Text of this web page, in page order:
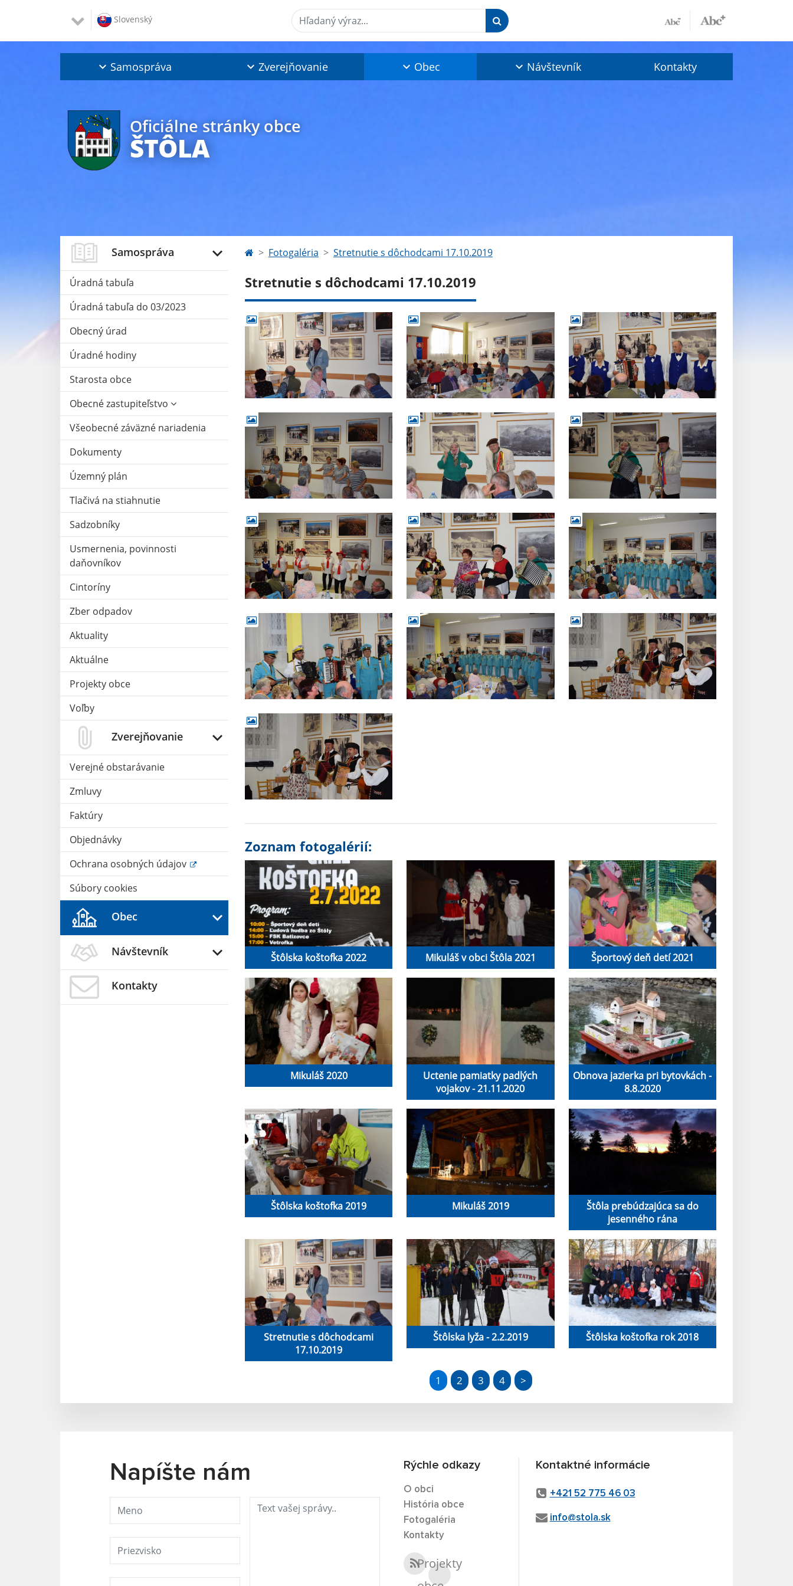
Slovenský Hľadaný výraz...
Samospráva Zverejňovanie Obec Návštevník Kontakty
Oficiálne stránky obce
ŠTÔLA
Samospráva
Úradná tabuľa
Úradná tabuľa do 03/2023
Obecný úrad
Úradné hodiny
Starosta obce
Obecné zastupiteľstvo
Všeobecné záväzné nariadenia
Dokumenty
Územný plán
Tlačivá na stiahnutie
Sadzobníky
Usmernenia, povinnosti
daňovníkov
Cintoríny
Zber odpadov
Aktuality
Aktuálne
Projekty obce
Voľby
Zverejňovanie
Verejné obstarávanie
Zmluvy
Faktúry
Objednávky
Ochrana osobných údajov
Súbory cookies
Obec
Návštevník
Kontakty
Fotogaléria Stretnutie s dôchodcami 17.10.2019
Stretnutie s dôchodcami 17.10.2019
Zoznam fotogalérií:
Štôlska koštofka 2022 Mikuláš v obci Štôla 2021 Športový deň detí 2021
Mikuláš 2020
Uctenie pamiatky padlých
vojakov - 21.11.2020
Obnova jazierka pri bytovkách -
8.8.2020
Štôlska koštofka 2019 Mikuláš 2019
Štôla prebúdzajúca sa do
jesenného rána
Stretnutie s dôchodcami
17.10.2019
Štôlska lyža - 2.2.2019 Štôlska koštofka rok 2018
1 2 3 4 >
Napíšte nám Rýchle odkazy
O obci
História obce
Fotogaléria
Kontakty
Projekty
Kontaktné informácie
+421 52 775 46 03
info@stola.sk